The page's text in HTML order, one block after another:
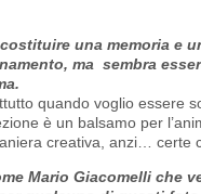
una memoria e
ma sembra
quando voglio essere
è un balsamo per
creativa, anzi… certe
Mario Giacomelli che